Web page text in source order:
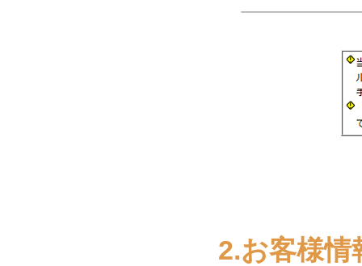
2.お客様情